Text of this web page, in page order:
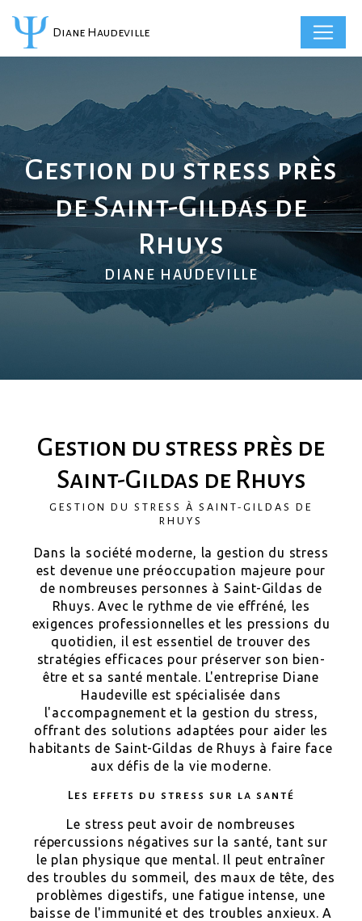
Diane Haudeville
Gestion du stress près
de Saint-Gildas de
Rhuys
DIANE HAUDEVILLE
Gestion du stress près de
Saint-Gildas de Rhuys
GESTION DU STRESS À SAINT-GILDAS DE
RHUYS
Dans la société moderne, la gestion du stress
est devenue une préoccupation majeure pour
de nombreuses personnes à Saint-Gildas de
Rhuys. Avec le rythme de vie effréné, les
exigences professionnelles et les pressions du
quotidien, il est essentiel de trouver des
stratégies efficaces pour préserver son bien-
être et sa santé mentale. L'entreprise Diane
Haudeville est spécialisée dans
l'accompagnement et la gestion du stress,
offrant des solutions adaptées pour aider les
habitants de Saint-Gildas de Rhuys à faire face
aux défis de la vie moderne.
Les effets du stress sur la santé
Le stress peut avoir de nombreuses
répercussions négatives sur la santé, tant sur
le plan physique que mental. Il peut entraîner
des troubles du sommeil, des maux de tête, des
problèmes digestifs, une fatigue intense, une
baisse de l'immunité et des troubles anxieux. A